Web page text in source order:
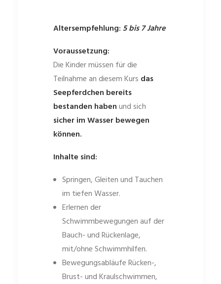
Altersempfehlung: 5 bis 7 Jahre
Voraussetzung:
Die Kinder müssen für die
Teilnahme an diesem Kurs das
Seepferdchen bereits
bestanden habenund sich
sicher im Wasser bewegen
können.
Inhalte sind:
Springen, Gleiten und Tauchen
im tiefen Wasser.
Erlernen der
Schwimmbewegungen auf der
Bauch- und Rückenlage,
mit/ohne Schwimmhilfen.
Bewegungsabläufe Rücken-,
Brust- und Kraulschwimmen,